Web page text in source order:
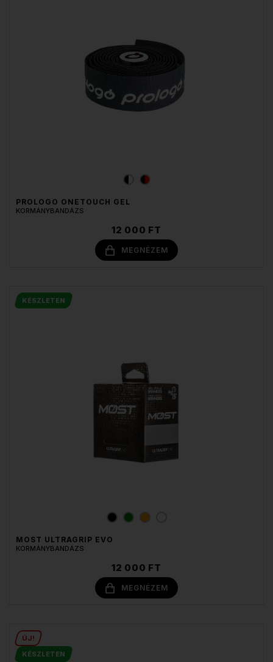
PROLOGO ONETOUCH GEL
KORMÁNYBANDÁZS
12 000 FT
MEGNÉZEM
KÉSZLETEN
MOST ULTRAGRIP EVO
KORMÁNYBANDÁZS
12 000 FT
MEGNÉZEM
ÚJ!
KÉSZLETEN